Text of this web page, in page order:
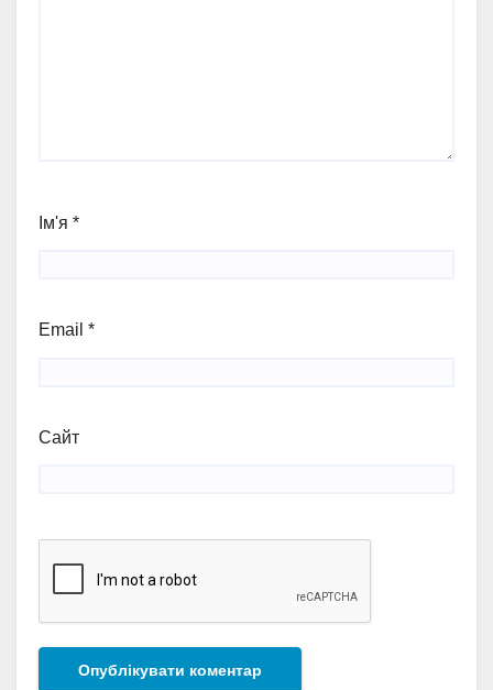
Ім'я *
Email *
Сайт